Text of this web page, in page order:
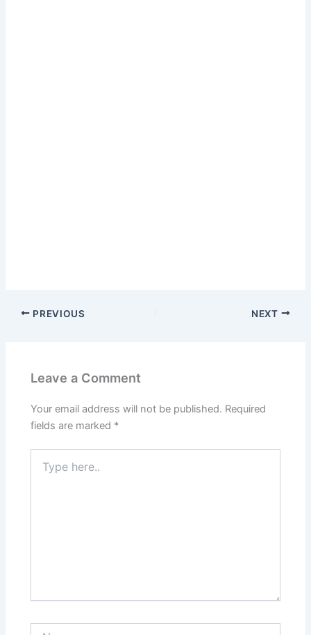
PREVIOUS NEXT
Leave a Comment
Your email address will not be published. Required
fields are marked *
here..